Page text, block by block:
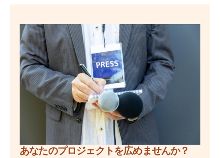
あなたのプロジェクトを広めませんか？